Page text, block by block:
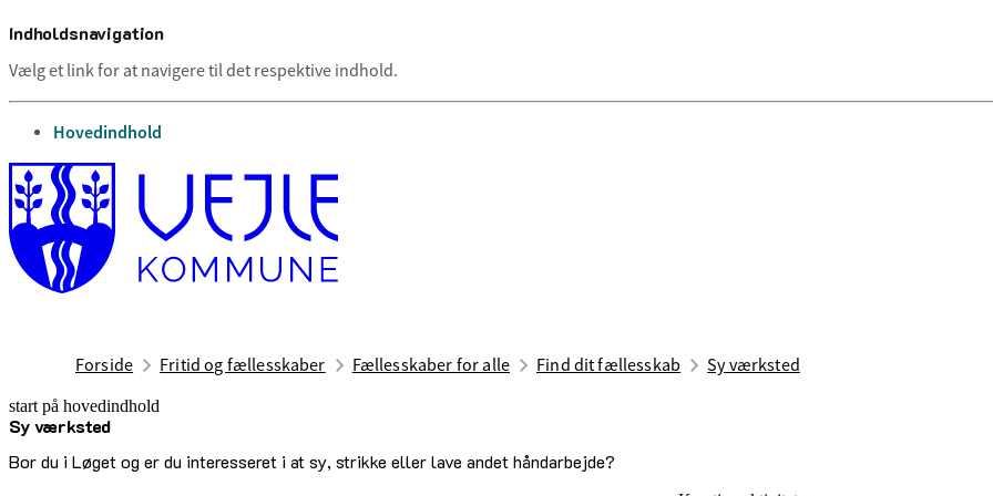
Indholdsnavigation
Vælg et link for at navigere til det respektive indhold.
gå til
Hovedindhold
Forside Fritid og fællesskaber Fællesskaber for alle Find dit fællesskab Sy værksted
start på hovedindhold
Sy værksted
Bor du i Løget og er du interesseret i at sy, strikke eller lave andet håndarbejde?
senest opdateret 30. juni 2026